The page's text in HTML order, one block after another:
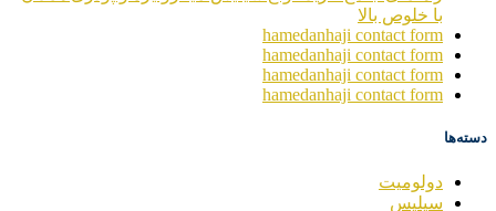
با خلوص بالا
hamedanhaji contact form
hamedanhaji contact form
hamedanhaji contact form
hamedanhaji contact form
دسته‌ها
دولومیت
سیلیس